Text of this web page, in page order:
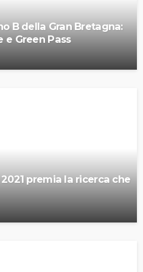
B della Gran Bretagna:
e Green Pass
premia la ricerca che